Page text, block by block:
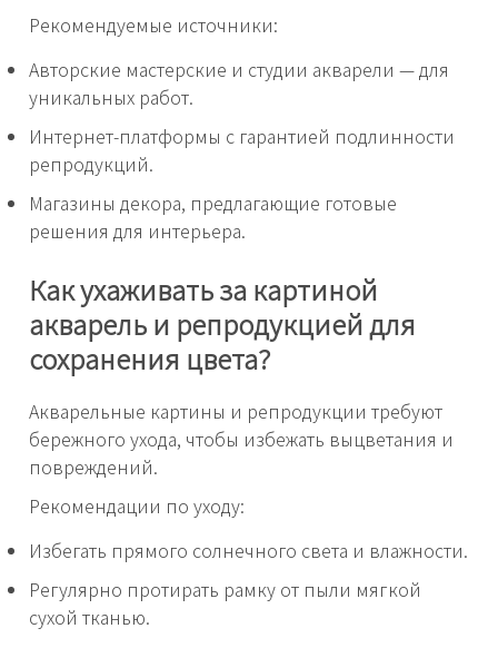
Рекомендуемые источники:
Авторские мастерские и студии акварели — для
уникальных работ.
Интернет-платформы с гарантией подлинности
репродукций.
Магазины декора, предлагающие готовые
решения для интерьера.
Как ухаживать за картиной
акварель и репродукцией для
сохранения цвета?
Акварельные картины и репродукции требуют
бережного ухода, чтобы избежать выцветания и
повреждений.
Рекомендации по уходу:
Избегать прямого солнечного света и влажности.
Регулярно протирать рамку от пыли мягкой
сухой тканью.